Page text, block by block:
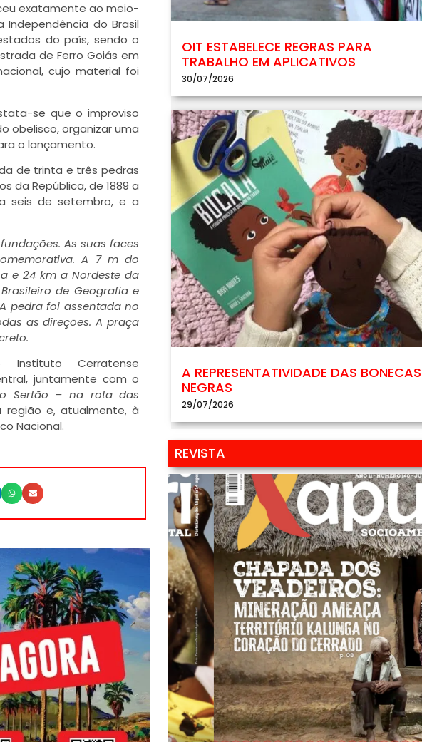
exatamente ao meio-
do Brasil
do país, sendo o
de Ferro Goiás em
cujo material foi
se que o improviso
obelisco, organizar uma
o lançamento.
de trinta e três pedras
da República, de 1889 a
seis de setembro, e a
As suas faces
A 7 m do
e 24 km a Nordeste da
de Geografia e
pedra foi assentada no
as direções. A praça
Cerratense
juntamente com o
Sertão – na rota das
e, atualmente, à
Nacional.
OIT ESTABELECE REGRAS PARA
TRABALHO EM APLICATIVOS
30/07/2026
A REPRESENTATIVIDADE DAS BONECAS
NEGRAS
29/07/2026
REVISTA